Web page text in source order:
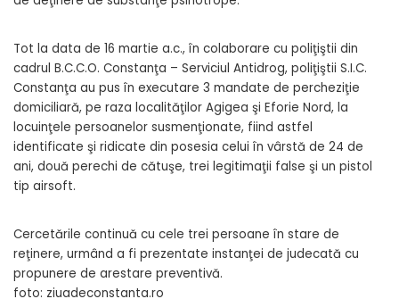
Tot la data de 16 martie a.c., în colaborare cu poliţiştii din
cadrul B.C.C.O. Constanţa – Serviciul Antidrog, poliţiştii S.I.C.
Constanţa au pus în executare 3 mandate de percheziţie
domiciliară, pe raza localităţilor Agigea şi Eforie Nord, la
locuinţele persoanelor susmenţionate, fiind astfel
identificate şi ridicate din posesia celui în vârstă de 24 de
ani, două perechi de cătuşe, trei legitimaţii false şi un pistol
tip airsoft.
Cercetările continuă cu cele trei persoane în stare de
reţinere, urmând a fi prezentate instanţei de judecată cu
propunere de arestare preventivă.
foto: ziuadeconstanta.ro